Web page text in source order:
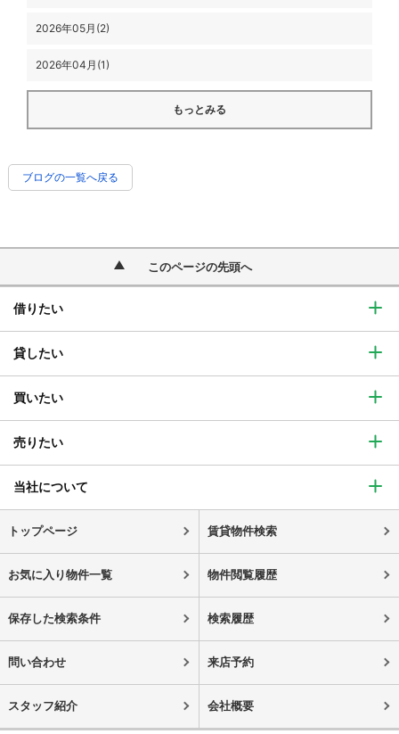
2026年05月(2)
2026年04月(1)
もっとみる
ブログの一覧へ戻る
このページの先頭へ
借りたい
貸したい
買いたい
売りたい
当社について
トップページ 賃貸物件検索
お気に入り物件一覧 物件閲覧履歴
保存した検索条件 検索履歴
問い合わせ 来店予約
スタッフ紹介 会社概要